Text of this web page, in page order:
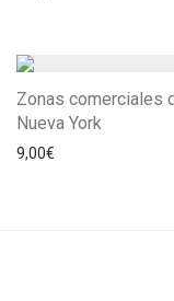
Zonas comerciales
Nueva York
9,00€